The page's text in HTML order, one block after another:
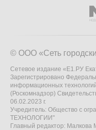
© ООО «Сеть
Сетевое издание «Е1.РУ
Зарегистрировано
информационных
(Роскомнадзор)
06.02.2023 г.
Учредитель: Общество с
ТЕХНОЛОГИИ"
Главный редактор: